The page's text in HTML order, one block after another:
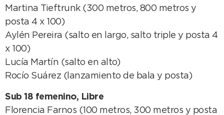
Martina Tieftrunk (300 metros, 800 metros y
posta 4 x 100)
Aylén Pereira (salto en largo, salto triple y posta 4
x 100)
Lucía Martín (salto en alto)
Rocío Suárez (lanzamiento de bala y posta)
Sub 18 femenino, Libre
Florencia Farnos (100 metros, 300 metros y posta